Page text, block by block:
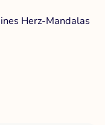
Herz-Mandalas